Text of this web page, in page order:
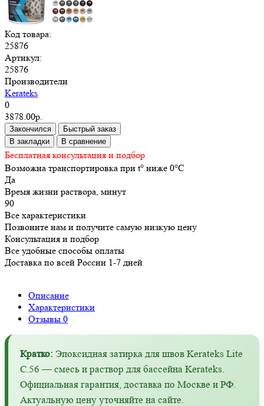
Код товара:
25876
Артикул:
25876
Производители
Kerateks
0
3878.00р.
Закончился
Быстрый заказ
В закладки
В сравнение
Бесплатная консультация и подбор
Возможна транспортировка при t° ниже 0°C
Да
Время жизни раствора, минут
90
Все характеристики
Позвоните нам и получите самую низкую цену
Консультация и подбор
Все удобные способы оплаты
Доставка по всей России 1-7 дней
Описание
Характеристики
Отзывы 0
Кратко: Эпоксидная затирка для швов Kerateks Lite
С.56 — смесь и раствор для бассейна Kerateks.
Официальная гарантия, доставка по Москве и РФ.
Актуальную цену уточняйте на сайте.